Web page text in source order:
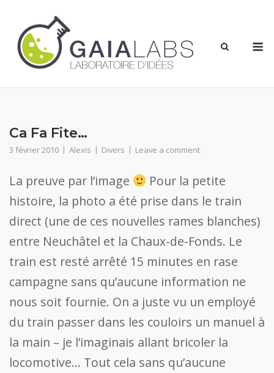
content
Ca Fa Fite…
3 février 2010 Alexis Divers Leave a comment
La preuve par l’image
Pour la petite
histoire, la photo a été prise dans le train
direct (une de ces nouvelles rames blanches)
entre Neuchâtel et la Chaux-de-Fonds. Le
train est resté arrêté 15 minutes en rase
campagne sans qu’aucune information ne
nous soit fournie. On a juste vu un employé
du train passer dans les couloirs un manuel à
la main – je l’imaginais allant bricoler la
locomotive… Tout cela sans qu’aucune